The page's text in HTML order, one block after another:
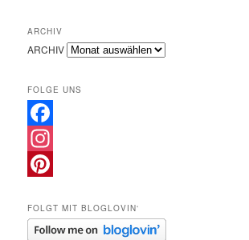
ARCHIV
ARCHIV
FOLGE UNS
Facebook
Instagram
FOLGT MIT BLOGLOVIN‘